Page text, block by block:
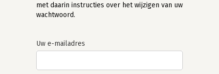
met daarin instructies over het wijzigen van uw
wachtwoord.
Uw e-mailadres